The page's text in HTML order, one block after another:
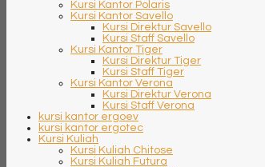
Kursi Kantor Polaris
Kursi Kantor Savello
Kursi Direktur Savello
Kursi Staff Savello
Kursi Kantor Tiger
Kursi Direktur Tiger
Kursi Staff Tiger
Kursi Kantor Verona
Kursi Direktur Verona
Kursi Staff Verona
kursi kantor ergoev
kursi kantor ergotec
Kursi Kuliah
Kursi Kuliah Chitose
Kursi Kuliah Futura